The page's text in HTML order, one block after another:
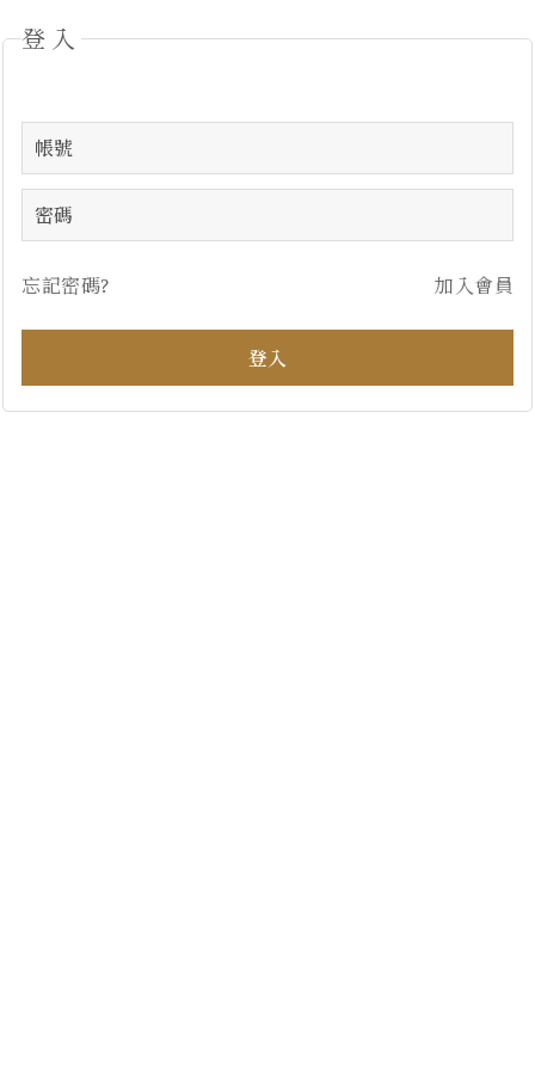
登入
忘記密碼? 加入會員